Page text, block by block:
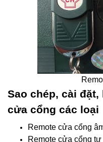
Sao chép, cài
cửa cổng các loại
Remote cửa cổng
Remote cửa cổng tự